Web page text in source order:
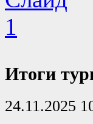
Итоги
24.11.2025